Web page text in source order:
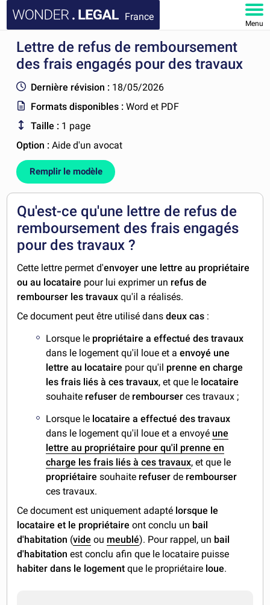
France
Menu
ACCUEIL
FAQ
MON COMPTE
Lettre de refus de remboursement
des frais engagés pour des travaux
Dernière révision : 18/05/2026
Formats disponibles :Word et PDF
Taille : 1 page
Option :Aide d'un avocat
Remplir le modèle
Qu'est-ce qu'une lettre de refus de
remboursement des frais engagés
pour des travaux ?
Cette lettre permet d'envoyer une lettre au propriétaire
ou au locataire pour lui exprimer un refus de
rembourser les travaux qu'il a réalisés.
Ce document peut être utilisé dansdeux cas :
Lorsque le propriétaire a effectué des travaux
dans le logement qu'il loue et aenvoyé une
lettre au locataire pour qu'il prenne en charge
les frais liés à ces travaux, et que le locataire
souhaite refuserde rembourserces travaux ;
Lorsque le locataire a effectué des travaux
dans le logement qu'il loue et a envoyé une
lettre au propriétaire pour qu'il prenne en
charge les frais liés à ces travaux, et que le
propriétairesouhaite refuserde rembourser
ces travaux.
Ce document est uniquement adapté lorsque le
locataire et le propriétaireont conclu un bail
d'habitation (vide ou meublé). Pour rappel, un bail
d'habitationest conclu afin que le locataire puisse
habiter dans le logementque le propriétaire loue.